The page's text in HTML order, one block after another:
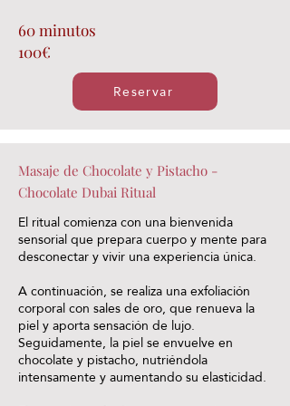
60 minutos
100€
Reservar
Masaje de Chocolate y Pistacho -
Chocolate Dubai Ritual
El ritual comienza con una bienvenida
sensorial que prepara cuerpo y mente para
desconectar y vivir una experiencia única.
A continuación, se realiza una exfoliación
corporal con sales de oro, que renueva la
piel y aporta sensación de lujo.
Seguidamente, la piel se envuelve en
chocolate y pistacho, nutriéndola
intensamente y aumentando su elasticidad.